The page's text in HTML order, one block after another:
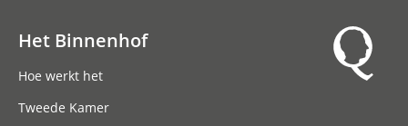
Het Binnenhof
Hoe werkt het
Tweede Kamer